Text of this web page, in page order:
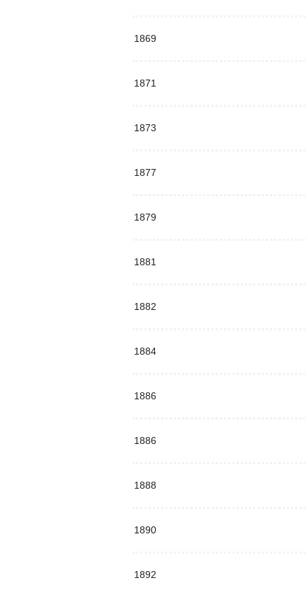
1869
1871
1873
1877
1879
1881
1882
1884
1886
1886
1888
1890
1892